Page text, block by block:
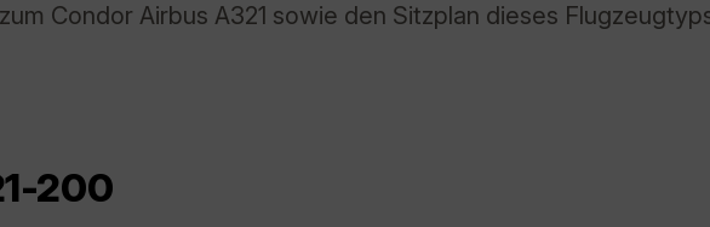
Condor Airbus A321 sowie den Sitzplan dieses
200